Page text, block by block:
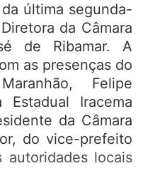
última segunda-
da Câmara
de Ribamar. A
as presenças do
Felipe
Estadual Iracema
da Câmara
do vice-prefeito
locais